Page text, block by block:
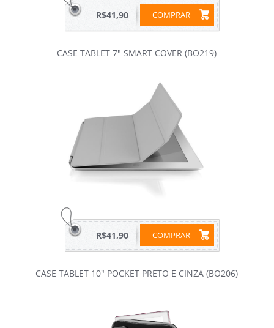
COMPRAR
R$41,90
CASE TABLET 7" SMART COVER (BO219)
COMPRAR
R$41,90
CASE TABLET 10" POCKET PRETO E CINZA (BO206)